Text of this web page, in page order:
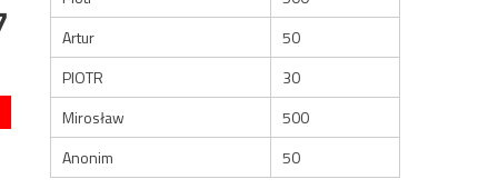
Artur
50
PIOTR
30
Mirosław
500
Anonim
50